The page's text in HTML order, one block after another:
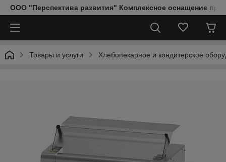
ООО "Перспектива развития" Комплексное оснащение
Товары и услуги Хлебопекарное и кондитерское